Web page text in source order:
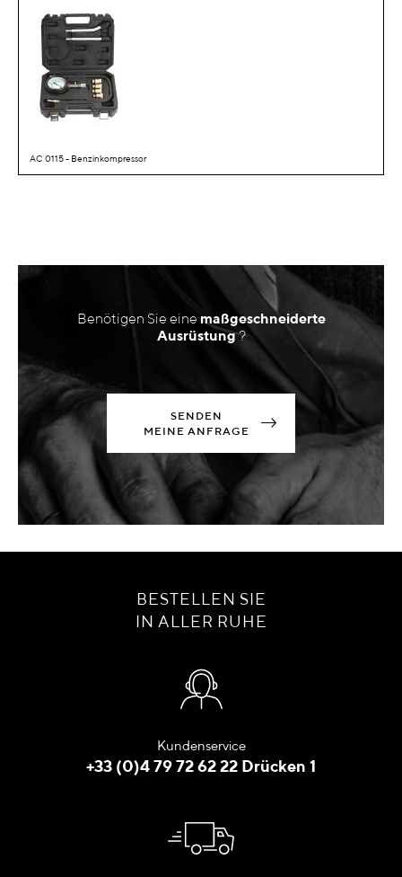
AC 0115 - Benzinkompressor
Benötigen Sie einemaßgeschneiderte
Ausrüstung?
SENDEN
MEINE ANFRAGE
BESTELLEN SIE
IN ALLER RUHE
Kundenservice
+33 (0)4 79 72 62 22 Drücken 1